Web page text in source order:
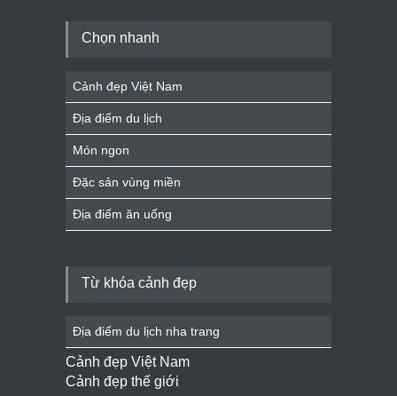
Chọn nhanh
Cảnh đẹp Việt Nam
Địa điểm du lịch
Món ngon
Đặc sản vùng miền
Địa điểm ăn uống
Từ khóa cảnh đẹp
Địa điểm du lịch nha trang
Cảnh đẹp Việt Nam
Cảnh đẹp thế giới